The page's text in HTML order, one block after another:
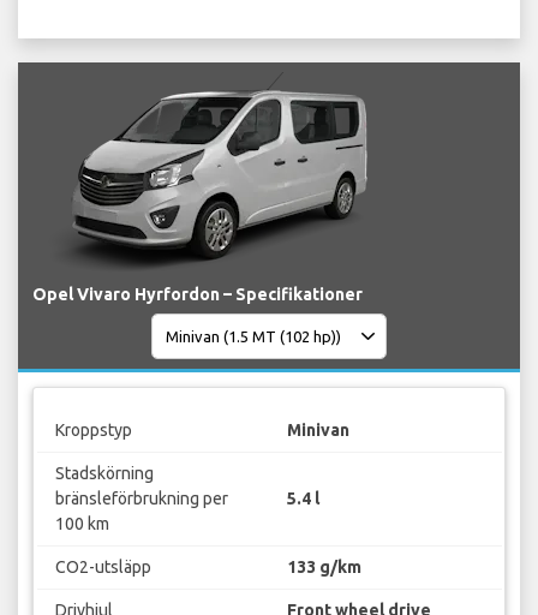
Opel Vivaro Hyrfordon – Specifikationer
Kroppstyp Minivan
Stadskörning
bränsleförbrukning per
100 km
5.4 l
CO2-utsläpp 133 g/km
Drivhjul Front wheel drive